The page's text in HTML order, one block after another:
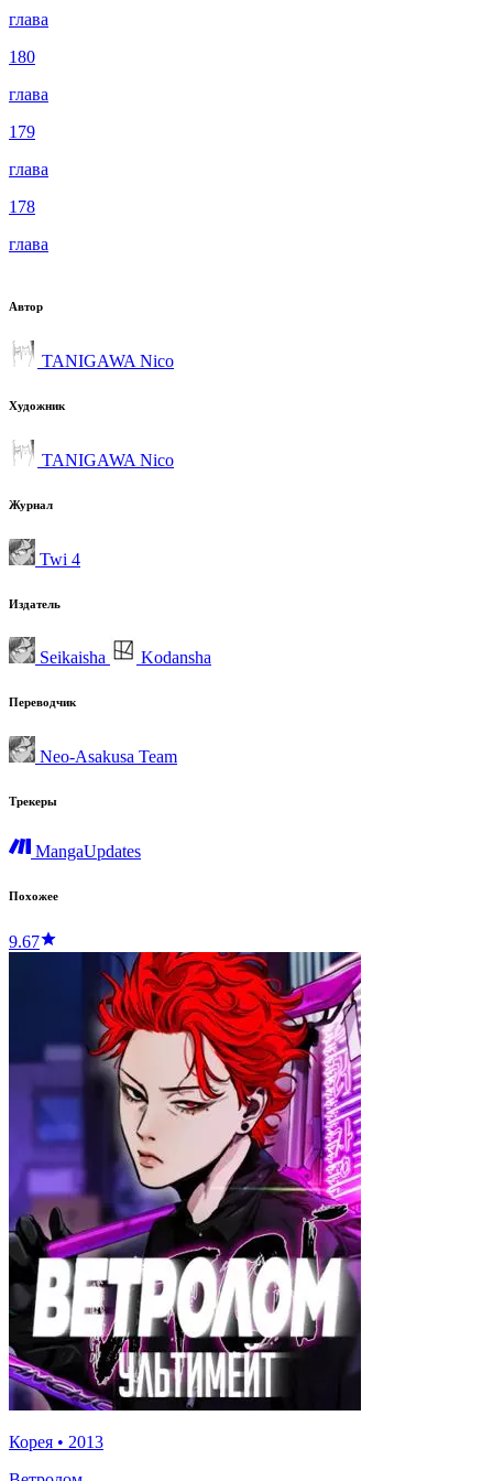
глава
180
глава
179
глава
178
глава
Автор
TANIGAWA Nico
Художник
TANIGAWA Nico
Журнал
Twi 4
Издатель
Seikaisha Kodansha
Переводчик
Neo-Asakusa Team
Трекеры
MangaUpdates
Похожее
9.67
Корея • 2013